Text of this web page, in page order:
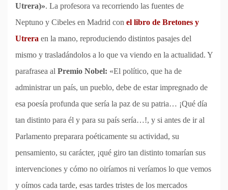
Utrera)». La profesora va recorriendo las fuentes de
Neptuno y Cibeles en Madrid con el libro de Bretones y
Utrera en la mano, reproduciendo distintos pasajes del
mismo y trasladándolos a lo que va viendo en la actualidad. Y
parafrasea al Premio Nobel: «El político, que ha de
administrar un país, un pueblo, debe de estar impregnado de
esa poesía profunda que sería la paz de su patria… ¡Qué día
tan distinto para él y para su país sería…!, y si antes de ir al
Parlamento preparara poéticamente su actividad, su
pensamiento, su carácter, ¡qué giro tan distinto tomarían sus
intervenciones y cómo no oiríamos ni veríamos lo que vemos
y oímos cada tarde, esas tardes tristes de los mercados